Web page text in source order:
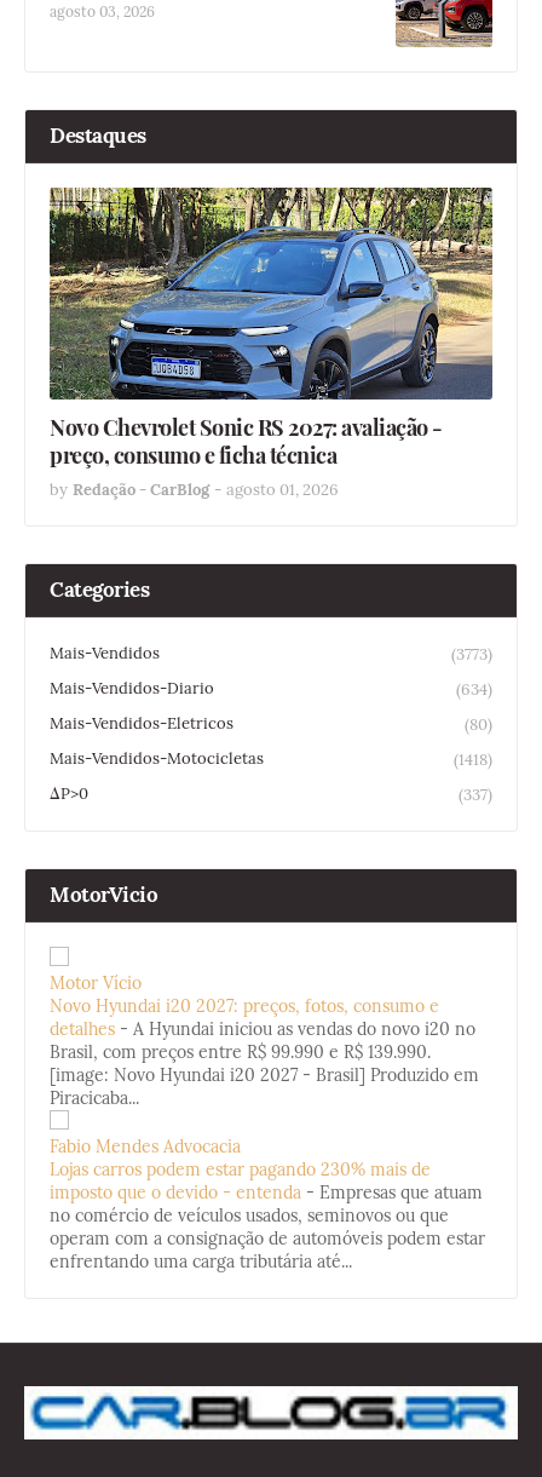
agosto 03, 2026
Destaques
Novo Chevrolet Sonic RS 2027: avaliação -
preço, consumo e ficha técnica
by Redação - CarBlog - agosto 01, 2026
Categories
Mais-Vendidos
(3773)
Mais-Vendidos-Diario
(634)
Mais-Vendidos-Eletricos
(80)
Mais-Vendidos-Motocicletas
(1418)
ΔP>0
(337)
MotorVicio
Motor Vício
Novo Hyundai i20 2027: preços, fotos, consumo e
detalhes - A Hyundai iniciou as vendas do novo i20 no
Brasil, com preços entre R$ 99.990 e R$ 139.990.
[image: Novo Hyundai i20 2027 - Brasil] Produzido em
Piracicaba...
Fabio Mendes Advocacia
Lojas carros podem estar pagando 230% mais de
imposto que o devido - entenda - Empresas que atuam
no comércio de veículos usados, seminovos ou que
operam com a consignação de automóveis podem estar
enfrentando uma carga tributária até...